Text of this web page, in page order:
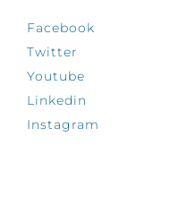
Facebook
Twitter
Youtube
Linkedin
Instagram